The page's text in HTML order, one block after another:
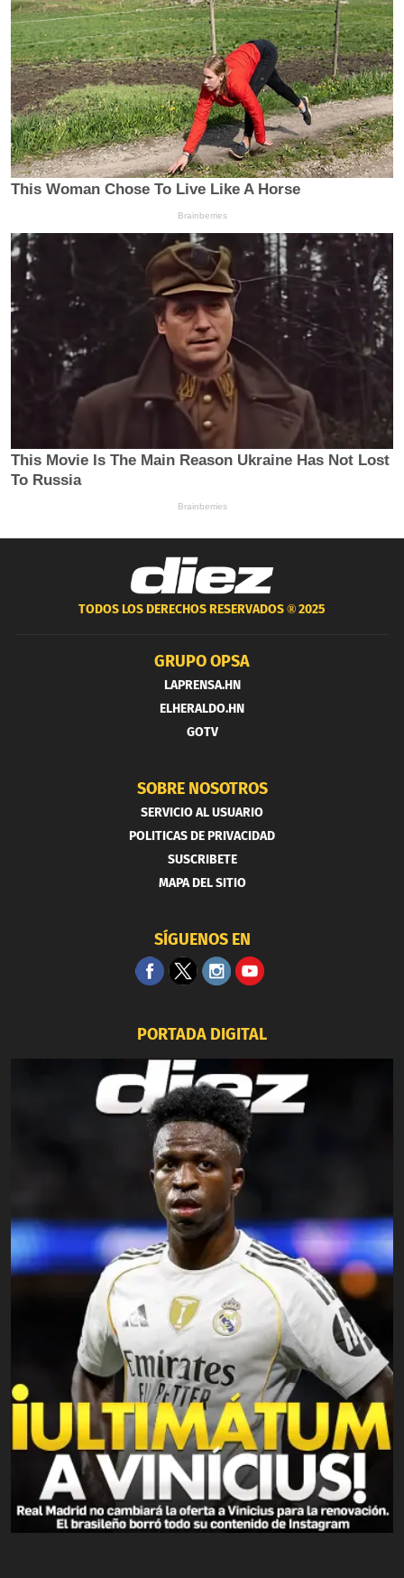
TODOS LOS DERECHOS RESERVADOS ®2025
GRUPO OPSA
LAPRENSA.HN
ELHERALDO.HN
GOTV
SOBRE NOSOTROS
SERVICIO AL USUARIO
POLITICAS DE PRIVACIDAD
SUSCRIBETE
MAPA DEL SITIO
SÍGUENOS EN
PORTADA DIGITAL